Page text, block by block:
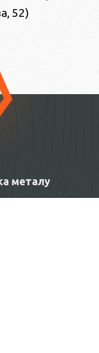
52)
металу